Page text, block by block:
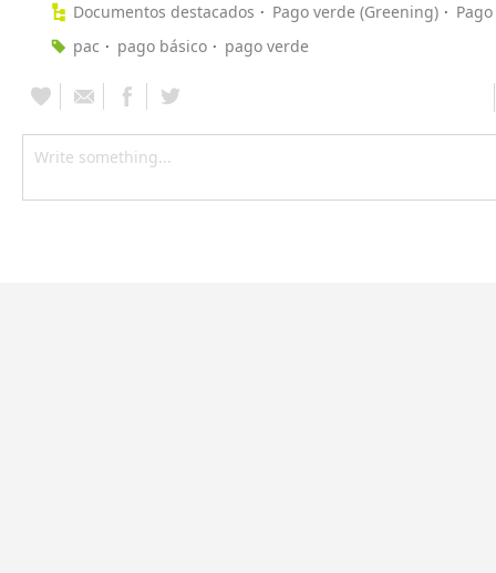
Documentos destacados Pago verde (Greening)
pac
pago básico pago verde